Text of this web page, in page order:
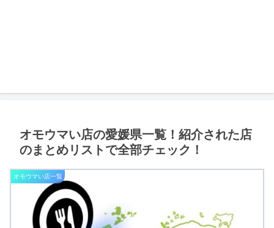
オモウマい店の愛媛県一覧！紹介された店
のまとめリストで全部チェック！
オモウマい店一覧